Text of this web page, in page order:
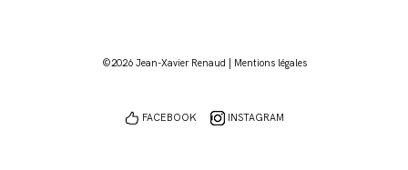
©2026 Jean-Xavier Renaud | Mentions légales
FACEBOOK INSTAGRAM